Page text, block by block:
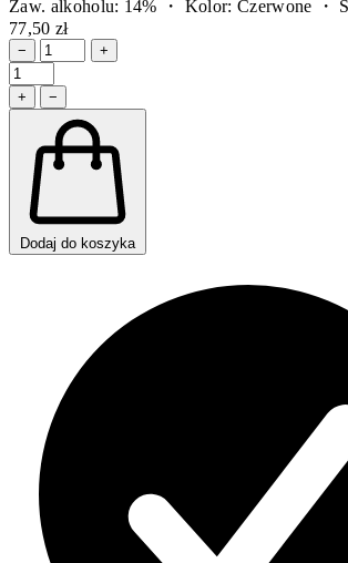
Zaw. alkoholu: 14% ・ Kolor: Czerwone ・
77,50 zł
− +
+ −
Dodaj do koszyka